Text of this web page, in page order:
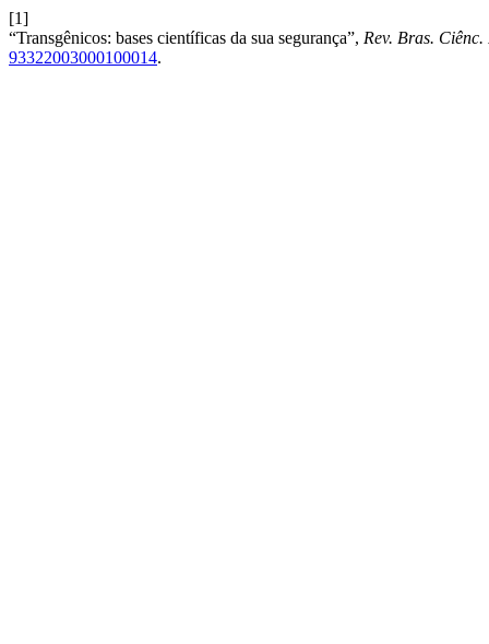
[1]
“Transgênicos: bases científicas da sua segurança”, Rev. Bras.
93322003000100014.